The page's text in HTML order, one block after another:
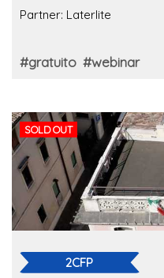
prestazioni
Partner: Laterlite
#gratuito #webinar
SOLD OUT
2CFP